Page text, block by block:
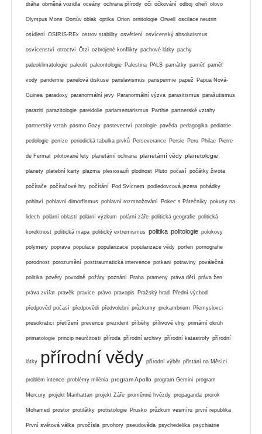
dráha obrněná vozidla oceány ochrana přírody oči očkování odboj oheň olovo
Olympus Mons Oortův oblak optika Orion ornitologie Orwell oscilace neutrin
osídlení OSIRIS-REx ostrov stability osvětlení osvícenský absolutismus
osvícenství otroctví Ötzi ozbrojené konflikty pachové látky pachy
paleoklimatologie paleolit paleontologie Palestina PALS památky paměť paměť
vody pandemie panelová diskuse panslavismus panspermie papež Papua Nová-
Guinea paradoxy paranormální jevy Paranormální výzva parasitismus parašutismus
paraziti parazitologie pareidolie parlamentarismus Parthie partnerské vztahy
partnerský vztah pásmo Gazy pastevectví patologie pavěda pedagogika pediatrie
pedologie peníze periodická tabulka prvků Perseverance Persie Peru Philae Pierre
de Fermat pilotované lety planetární ochrana planetární vědy planetologie
planety platební karty plazma plesiosauři plodnost Pluto počasí počátky života
počítače počítačové hry počítání Pod Svícnem podledovcová jezera pohádky
pohlaví pohlavní dimorfismus pohlavní rozmnožování Pokec s Pátečníky pokusy na
lidech polární oblasti polární výzkum polární záře politická geografie politická
korektnost politická mapa politický extremismus politika politologie polokovy
polymery poprava populace popularizace popularizace vědy porfen pornografie
porodnost porozumění posttraumatická intervence potkani potraviny poválečná
politika pověry povodně požáry poznání Praha prameny práva dětí práva žen
práva zvířat pravěk pravice právo pravopis Pražský hrad Přední východ
předpověď počasí předpovědi předvolební průzkumy prekambrium Přemyslovci
presokratici přetížení prevence prezident příběhy přílivové vlny primární okruh
primatologie princip neurčitosti příroda přírodní archivy přírodní katastrofy přírodní
látky přírodní vědy přírodní výběr přistání na Měsíci
problém intence problémy milénia program Apollo program Gemini program
Mercury projekt Manhattan projekt Záře proměnné hvězdy propaganda prorok
Mohamed prostor protilátky protistologie Prusko průzkum vesmíru první republika
První světová válka prvočísla prvohory pseudověda psychedelika psychiatrie